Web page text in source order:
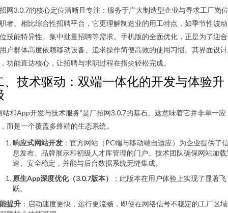
网3.0.7的核心定位清晰且专注：服务于广大制造型企业与寻求工厂岗
者。相比综合性招聘平台，它更理解制造业的用工特点，如季节性波
技能特异性、集中批量招聘等需求。手机版的全面优化，正是为了迎
户群体高度依赖移动设备、追求操作简便高效的使用习惯。其界面设
功能直达核心，让招聘与求职过程在指尖轻松完成。
、技术驱动：双端一体化的开发与体验升
站和App开发与技术服务”是厂招网3.0.7的基石。这意味着它并非单一应
而是一个覆盖多终端的生态系统。
响应式网站开发 ：官方网站（PC端与移动端自适应）为企业提供了
息发布、品牌展示和初级人才库管理的门户。技术团队确保网站加载
速、安全稳定，并能与后台数据系统无缝集成。
原生App深度优化（3.0.7版本）
：此版本在用户体验上实现了显著飞
跃。
提升 ：启动速度更快，运行更流畅，即使在网络信号不稳定的工厂区